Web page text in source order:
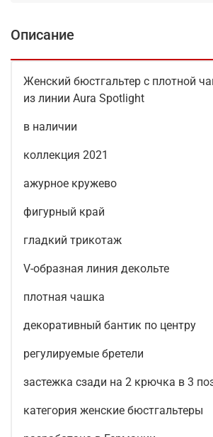
Описание
Женский бюстгальтер с плотной
из линии Aura Spotlight
в наличии
коллекция 2021
ажурное кружево
фигурный край
гладкий трикотаж
V-образная линия декольте
плотная чашка
декоративный бантик по центру
регулируемые бретели
застежка сзади на 2 крючка в 3
категория женские бюстгальтеры